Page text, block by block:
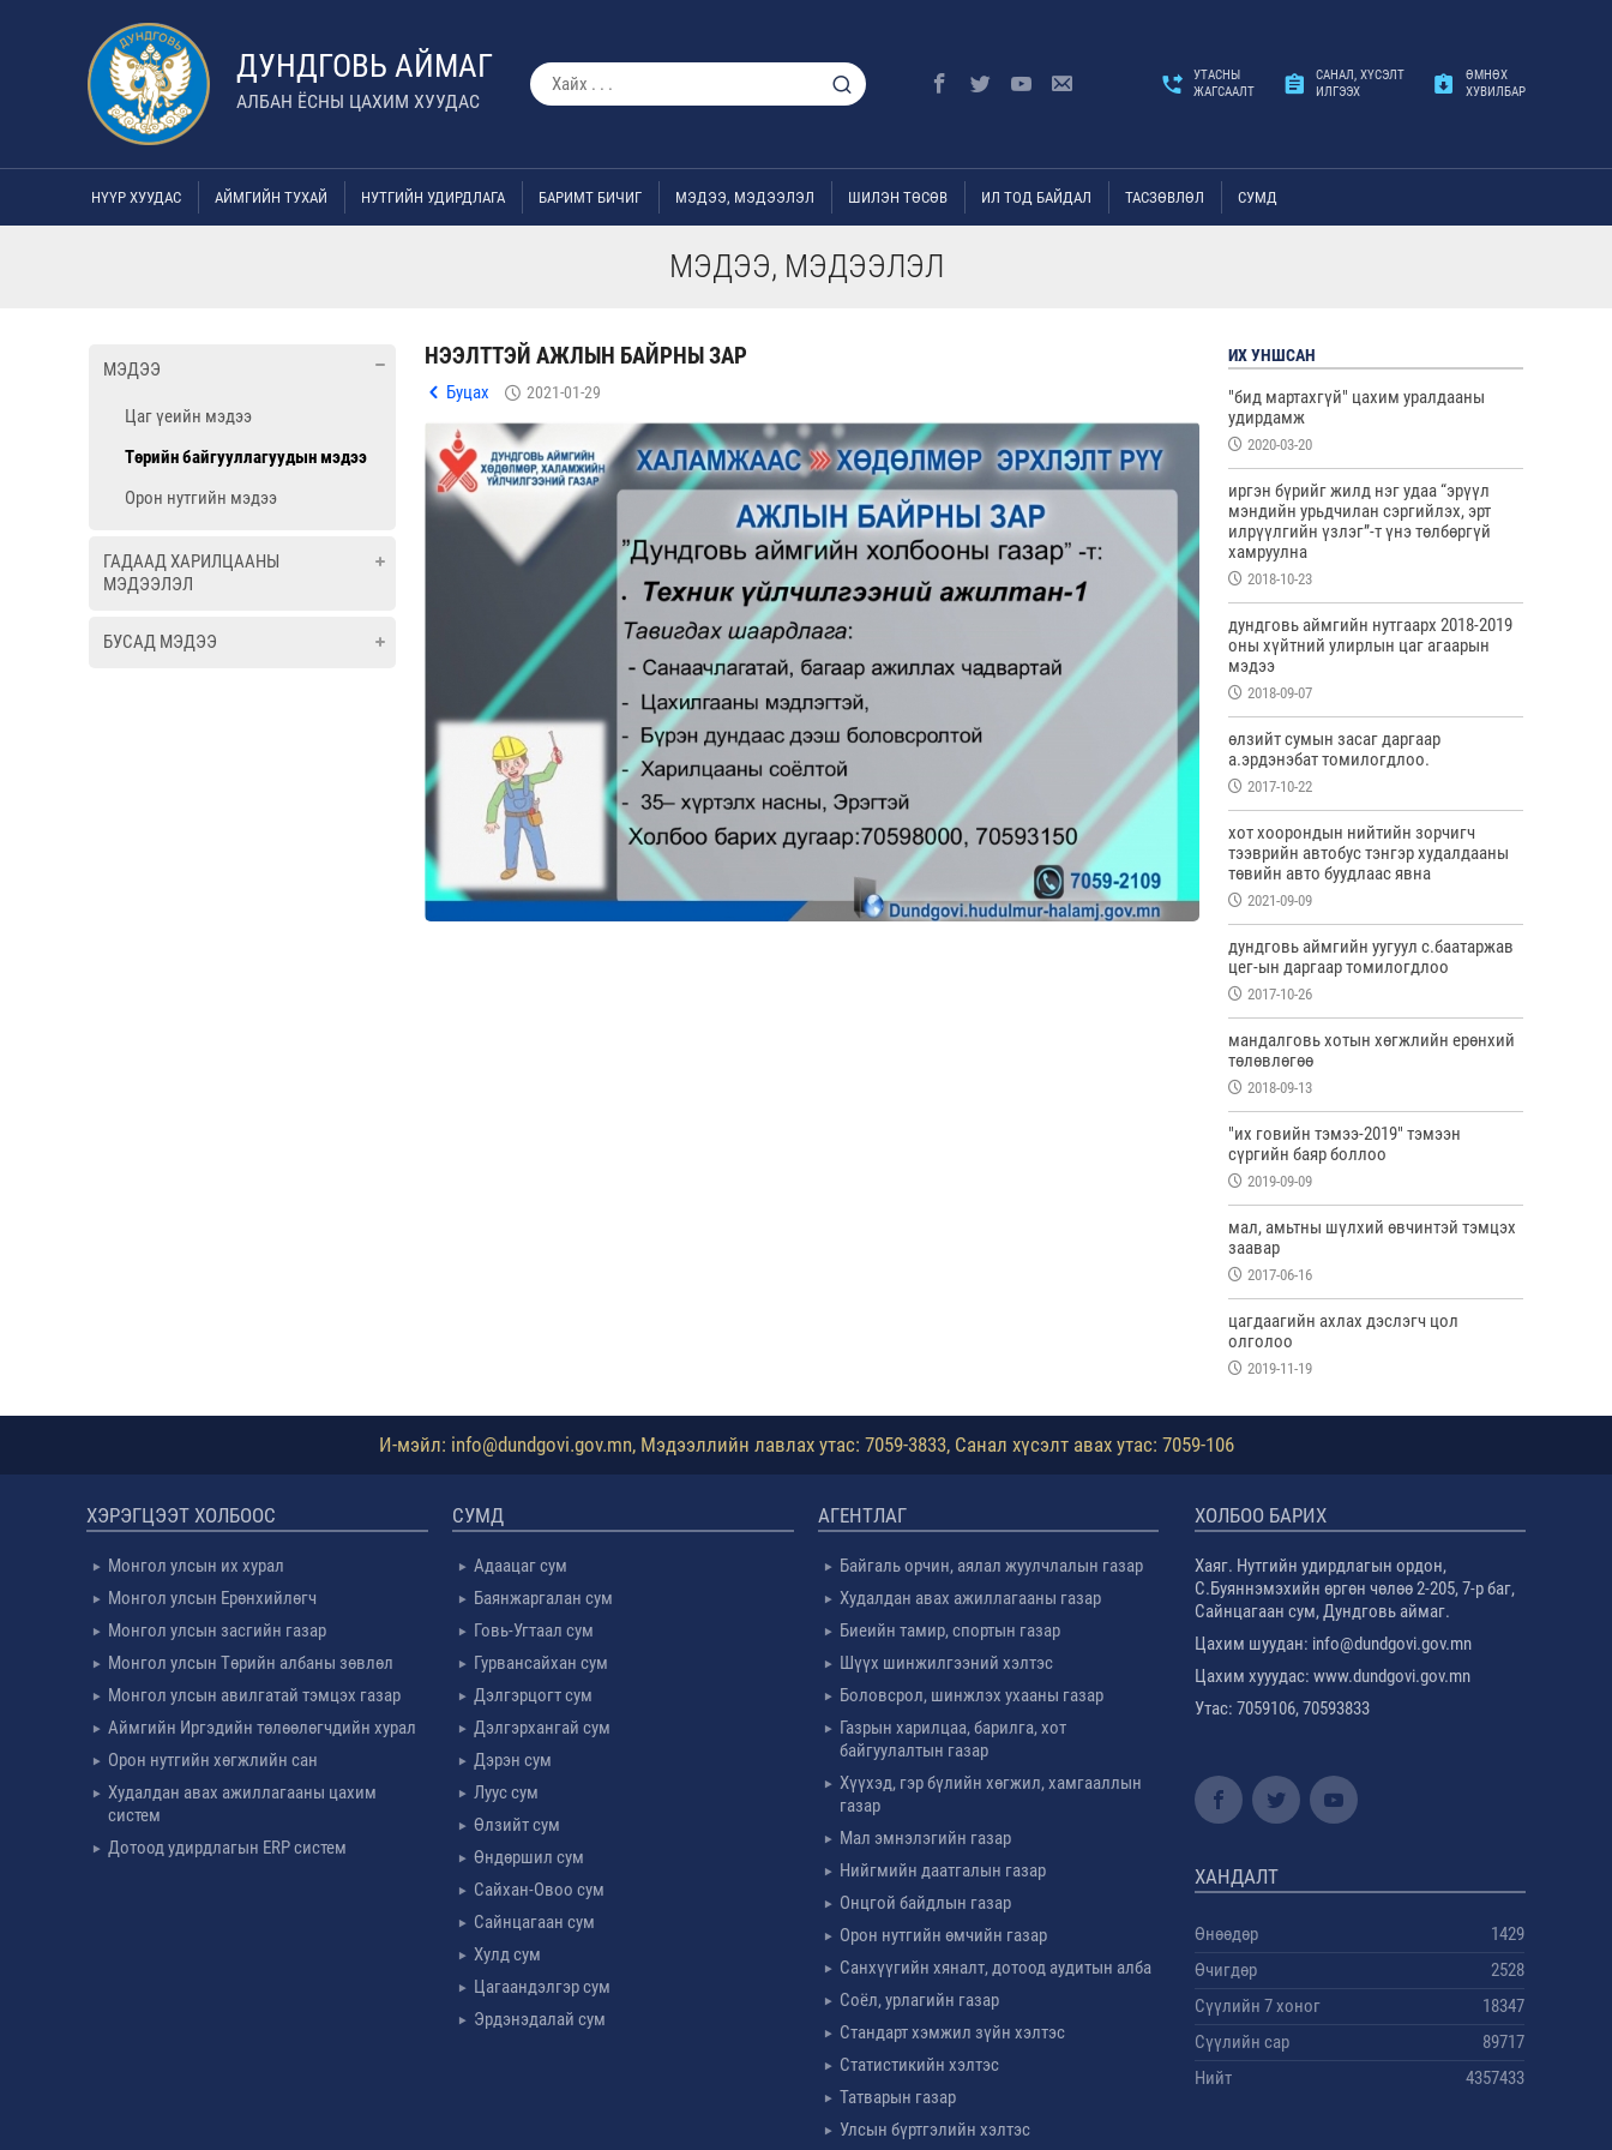
ДУНДГОВЬ АЙМАГ
АЛБАН ЁСНЫ ЦАХИМ ХУУДАС
УТАСНЫ
ЖАГСААЛТ
САНАЛ, ХҮСЭЛТ
ИЛГЭЭХ
ӨМНӨХ
ХУВИЛБАР
НҮҮР ХУУДАС АЙМГИЙН ТУХАЙ НУТГИЙН УДИРДЛАГА БАРИМТ БИЧИГ МЭДЭЭ, МЭДЭЭЛЭЛ ШИЛЭН ТӨСӨВ ИЛ ТОД БАЙДАЛ ТАСЗӨВЛӨЛ СУМД
МЭДЭЭ, МЭДЭЭЛЭЛ
МЭДЭЭ
Цаг үеийн мэдээ
Төрийн байгууллагуудын мэдээ
Орон нутгийн мэдээ
ГАДААД ХАРИЛЦААНЫ
МЭДЭЭЛЭЛ
БУСАД МЭДЭЭ
НЭЭЛТТЭЙ АЖЛЫН БАЙРНЫ ЗАР
Буцах 2021-01-29
ИХ УНШСАН
"бид мартахгүй" цахим уралдааны
удирдамж
2020-03-20
иргэн бүрийг жилд нэг удаа “эрүүл
мэндийн урьдчилан сэргийлэх, эрт
илрүүлгийн үзлэг”-т үнэ төлбөргүй
хамруулна
2018-10-23
дундговь аймгийн нутгаарх 2018-2019
оны хүйтний улирлын цаг агаарын
мэдээ
2018-09-07
өлзийт сумын засаг даргаар
а.эрдэнэбат томилогдлоо.
2017-10-22
хот хоорондын нийтийн зорчигч
тээврийн автобус тэнгэр худалдааны
төвийн авто буудлаас явна
2021-09-09
дундговь аймгийн уугуул с.баатаржав
цег-ын даргаар томилогдлоо
2017-10-26
мандалговь хотын хөгжлийн ерөнхий
төлөвлөгөө
2018-09-13
"их говийн тэмээ-2019" тэмээн
сүргийн баяр боллоо
2019-09-09
мал, амьтны шүлхий өвчинтэй тэмцэх
заавар
2017-06-16
цагдаагийн ахлах дэслэгч цол
олголоо
2019-11-19
И-мэйл: info@dundgovi.gov.mn, Мэдээллийн лавлах утас: 7059-3833, Санал хүсэлт авах утас: 7059-106
ХЭРЭГЦЭЭТ ХОЛБООС
Монгол улсын их хурал
Монгол улсын Ерөнхийлөгч
Монгол улсын засгийн газар
Монгол улсын Төрийн албаны зөвлөл
Монгол улсын авилгатай тэмцэх газар
Аймгийн Иргэдийн төлөөлөгчдийн хурал
Орон нутгийн хөгжлийн сан
Худалдан авах ажиллагааны цахим
систем
Дотоод удирдлагын ERP систем
СУМД
Адаацаг сум
Баянжаргалан сум
Говь-Угтаал сум
Гурвансайхан сум
Дэлгэрцогт сум
Дэлгэрхангай сум
Дэрэн сум
Луус сум
Өлзийт сум
Өндөршил сум
Сайхан-Овоо сум
Сайнцагаан сум
Хулд сум
Цагаандэлгэр сум
Эрдэнэдалай сум
АГЕНТЛАГ
Байгаль орчин, аялал жуулчлалын газар
Худалдан авах ажиллагааны газар
Биеийн тамир, спортын газар
Шүүх шинжилгээний хэлтэс
Боловсрол, шинжлэх ухааны газар
Газрын харилцаа, барилга, хот
байгуулалтын газар
Хүүхэд, гэр бүлийн хөгжил, хамгааллын
газар
Мал эмнэлэгийн газар
Нийгмийн даатгалын газар
Онцгой байдлын газар
Орон нутгийн өмчийн газар
Санхүүгийн хяналт, дотоод аудитын алба
Соёл, урлагийн газар
Стандарт хэмжил зүйн хэлтэс
Статистикийн хэлтэс
Татварын газар
Улсын бүртгэлийн хэлтэс
ХОЛБОО БАРИХ
Хаяг. Нутгийн удирдлагын ордон,
С.Буяннэмэхийн өргөн чөлөө 2-205, 7-р баг,
Сайнцагаан сум, Дундговь аймаг.
Цахим шуудан: info@dundgovi.gov.mn
Цахим хууудас: www.dundgovi.gov.mn
Утас: 7059106, 70593833
ХАНДАЛТ
Өнөөдөр
1429
Өчигдөр
2528
Сүүлийн 7 хоног
18347
Сүүлийн сар
89717
Нийт
4357433